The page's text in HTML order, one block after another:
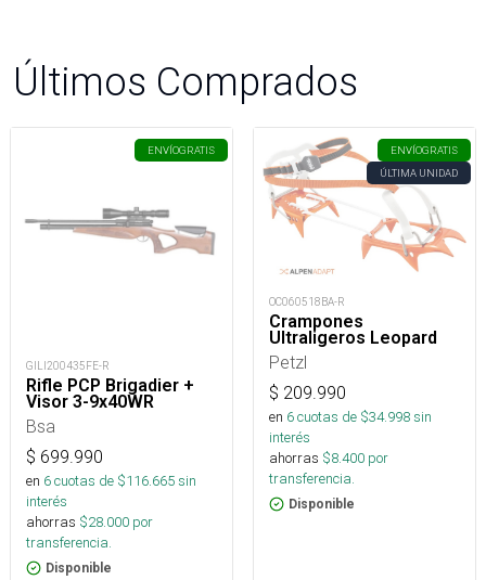
Últimos Comprados
ENVÍOGRATIS
GILI200435FE-R
Rifle PCP Brigadier +
Visor 3-9x40WR
Bsa
$ 699.990
en 6cuotas de $116.665sin
interés
ahorras $28.000 por
transferencia.
Disponible
ENVÍOGRATIS
ÚLTIMA UNIDAD
OC060518BA-R
Crampones
Ultraligeros Leopard
Petzl
$ 209.990
en 6cuotas de $34.998sin
interés
ahorras $8.400 por
transferencia.
Disponible